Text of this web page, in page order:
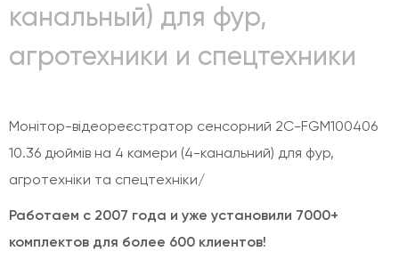
канальный) для фур,
агротехники и спецтехники
Монітор-відеореєстратор сенсорний 2C-FGM100406
10.36 дюймів на 4 камери (4-канальний) для фур,
агротехніки та спецтехніки/
Работаем с 2007 года и уже установили 7000+
комплектов для более 600 клиентов!